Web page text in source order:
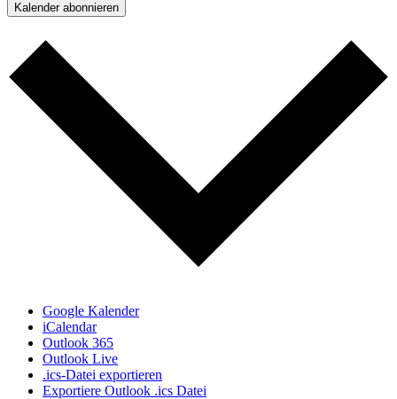
Kalender abonnieren
Google Kalender
iCalendar
Outlook 365
Outlook Live
.ics-Datei exportieren
Exportiere Outlook .ics Datei